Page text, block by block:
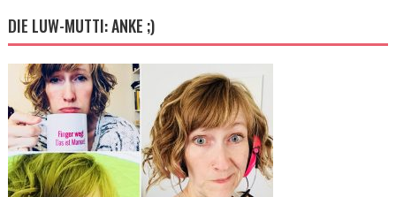
DIE LUW-MUTTI: ANKE ;)